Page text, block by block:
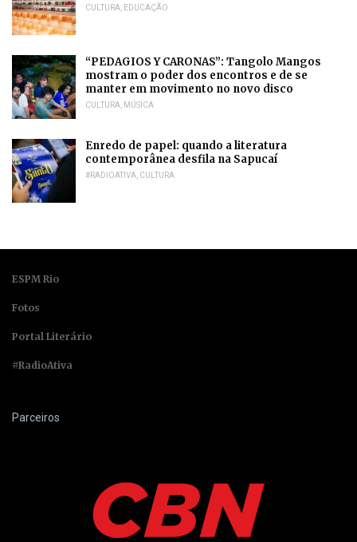
CULTURA, EDUCAÇÃO
“PEDAGIOS Y CARONAS”: Tangolo Mangos
mostram o poder dos encontros e de se
manter em movimento no novo disco
CULTURA, MÚSICA
Enredo de papel: quando a literatura
contemporânea desfila na Sapucaí
#RADIOATIVA, CULTURA
ESPM Rio
Fotos
Portal Literário
#RadioAtiva
Parceiros